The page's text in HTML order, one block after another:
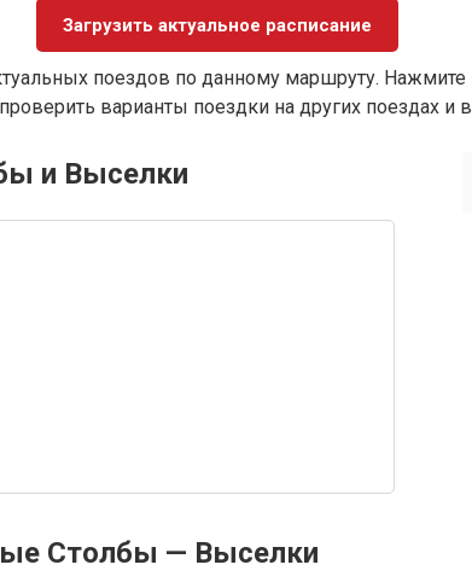
Загрузить актуальное расписание
поездов по данному маршруту. Нажмите
варианты поездки на других поездах и
и Выселки
Столбы — Выселки